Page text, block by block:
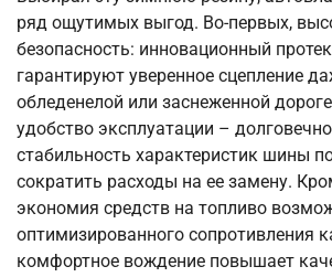
ряд ощутимых выгод. Во-первых,
безопасность: инновационный
гарантируют уверенное сцепление
обледенелой или заснеженной
удобство эксплуатации –
стабильность характеристик шины
сократить расходы на ее замену.
экономия средств на топливо
оптимизированного сопротивления
комфортное вождение повышает